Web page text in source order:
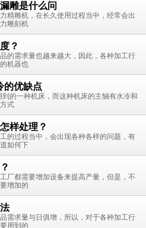
雕是什么问
精雕机，在长久使用过程当中，经常会出
雕刻机
？
的需求量也越来越大，因此，各种加工行
机器也
的优缺点
的一种机床，而这种机床的主轴有水冷和
式
样处理？
的过程当中，会出现各种各样的问题，有
如何下
厂都需要增加设备来提高产量，但是，不
增加的
需求量与日俱增，所以，对于各种加工行
用到的